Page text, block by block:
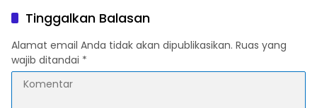
Kewenangan Ada di
Pemerintah Pusat
Tinggalkan Balasan
Alamat email Anda tidak akan dipublikasikan. Ruas yang
wajib ditandai *